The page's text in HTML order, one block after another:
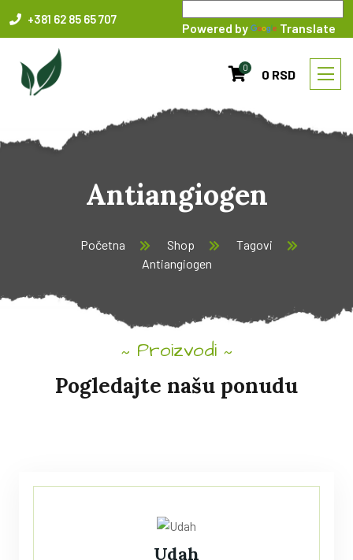
+381 62 85 65 707
Powered by Translate
0 0 RSD
Antiangiogen
Početna Shop
Tagovi
Antiangiogen
Proizvodi
Pogledajte našu ponudu
Udah